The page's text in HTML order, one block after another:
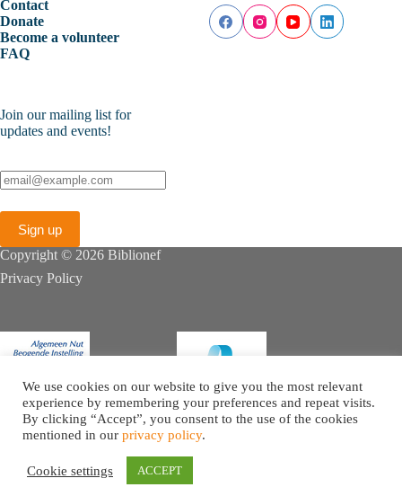
Contact
Donate
Become a volunteer
FAQ
Join our mailing list for
updates and events!
Copyright © 2026 Biblionef
Privacy Policy
We use cookies on our website to give you the most relevant
experience by remembering your preferences and repeat visits.
By clicking “Accept”, you consent to the use of the cookies
mentioned in our privacy policy.
Cookie settings ACCEPT